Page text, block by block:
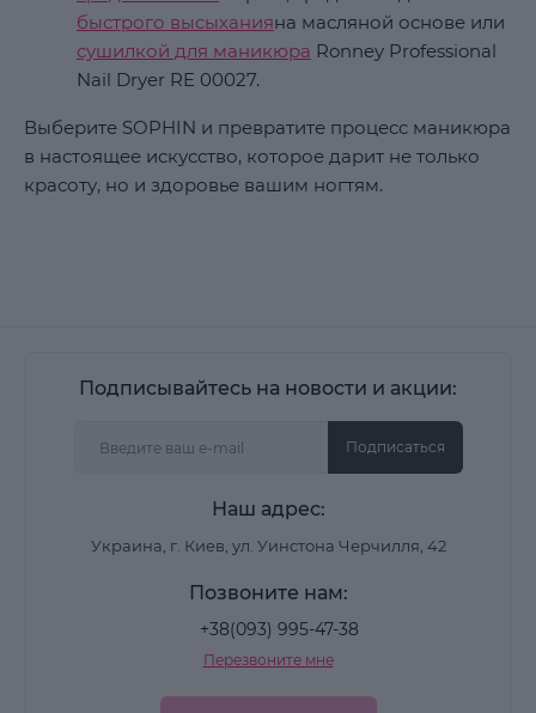
быстрого высыханияна масляной основе или
сушилкой для маникюра Ronney Professional
Nail Dryer RE 00027.
Выберите SOPHIN и превратите процесс маникюра
в настоящее искусство, которое дарит не только
красоту, но и здоровье вашим ногтям.
Подписывайтесь на новости и акции:
Подписаться
Наш адрес:
Украина, г. Киев, ул. Уинстона Черчилля, 42
Позвоните нам:
+38(093) 995-47-38
Перезвоните мне